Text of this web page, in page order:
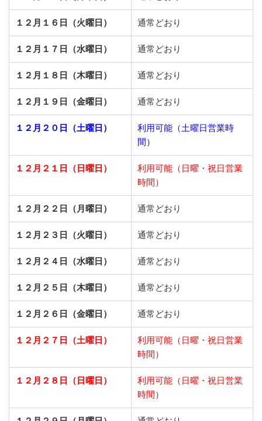
１２月１６日（火曜日） 通常どおり
１２月１７日（水曜日） 通常どおり
１２月１８日（木曜日） 通常どおり
１２月１９日（金曜日） 通常どおり
１２月２０日（土曜日）
利用可能（土曜日営業時
間）
１２月２１日（日曜日）
利用可能（日曜・祝日営業
時間）
１２月２２日（月曜日） 通常どおり
１２月２３日（火曜日） 通常どおり
１２月２４日（水曜日） 通常どおり
１２月２５日（木曜日） 通常どおり
１２月２６日（金曜日） 通常どおり
１２月２７日（土曜日）
利用可能（日曜・祝日営業
時間）
１２月２８日（日曜日）
利用可能（日曜・祝日営業
時間）